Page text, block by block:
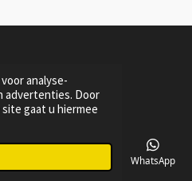
analyse-
advertenties. Door
gaat u hiermee
Engraving
WhatsApp